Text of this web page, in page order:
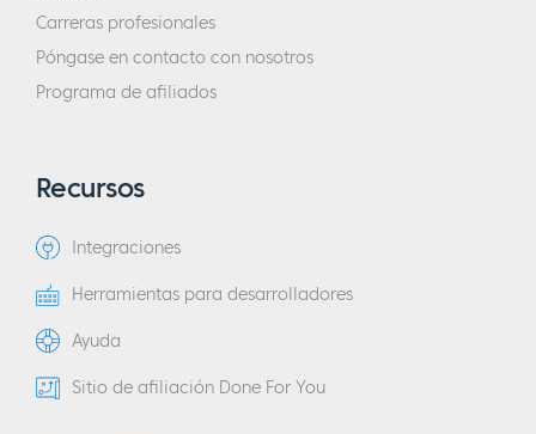
Carreras profesionales
Póngase en contacto con nosotros
Programa de afiliados
Recursos
Integraciones
Herramientas para desarrolladores
Ayuda
Sitio de afiliación Done For You